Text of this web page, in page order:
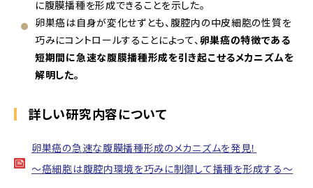
に腹膜播種を形成できることを示した。
卵巣癌は自身が変化せずとも、腹腔内の中皮細胞の性質を
巧みにコントロールすることによって、卵巣癌の特徴である
短期間に急速な腹膜播種形成を引き起こせるメカニズムを
解明した。
詳しい研究内容について
卵巣癌の急速な腹膜播種形成のメカニズムを発見！
～癌細胞は腹腔内環境を巧みに制御して播種を形成する～